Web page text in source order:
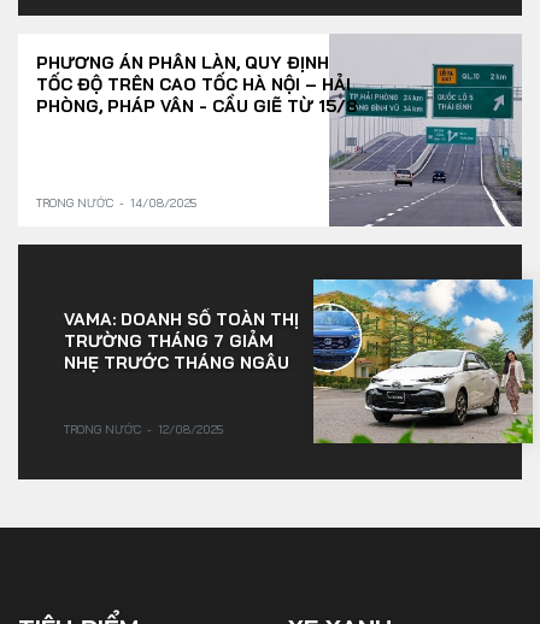
PHƯƠNG ÁN PHÂN LÀN, QUY ĐỊNH
TỐC ĐỘ TRÊN CAO TỐC HÀ NỘI – HẢI
PHÒNG, PHÁP VÂN - CẦU GIẼ TỪ 15/8
TRONG NƯỚC 14/08/2025
VAMA: DOANH SỐ TOÀN THỊ
TRƯỜNG THÁNG 7 GIẢM
NHẸ TRƯỚC THÁNG NGÂU
TRONG NƯỚC 12/08/2025